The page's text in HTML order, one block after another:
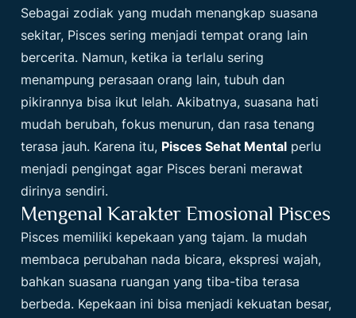
Sebagai zodiak yang mudah menangkap suasana
sekitar, Pisces sering menjadi tempat orang lain
bercerita. Namun, ketika ia terlalu sering
menampung perasaan orang lain, tubuh dan
pikirannya bisa ikut lelah. Akibatnya, suasana hati
mudah berubah, fokus menurun, dan rasa tenang
terasa jauh. Karena itu, Pisces Sehat Mental perlu
menjadi pengingat agar Pisces berani merawat
dirinya sendiri.
Mengenal Karakter Emosional Pisces
Pisces memiliki kepekaan yang tajam. Ia mudah
membaca perubahan nada bicara, ekspresi wajah,
bahkan suasana ruangan yang tiba-tiba terasa
berbeda. Kepekaan ini bisa menjadi kekuatan besar,